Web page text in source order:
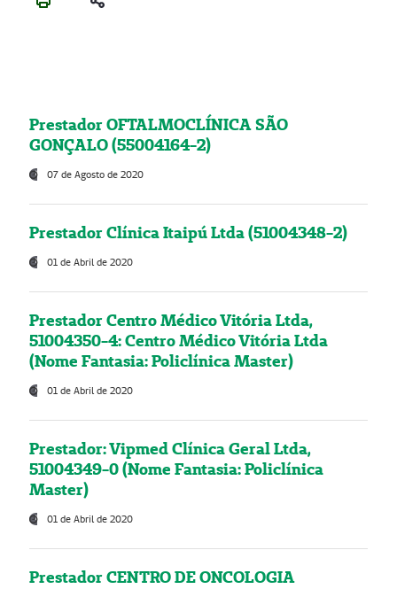
Prestador OFTALMOCLÍNICA SÃO
GONÇALO (55004164-2)
07 de Agosto de 2020
Prestador Clínica Itaipú Ltda (51004348-2)
01 de Abril de 2020
Prestador Centro Médico Vitória Ltda,
51004350-4: Centro Médico Vitória Ltda
(Nome Fantasia: Policlínica Master)
01 de Abril de 2020
Prestador: Vipmed Clínica Geral Ltda,
51004349-0 (Nome Fantasia: Policlínica
Master)
01 de Abril de 2020
Prestador CENTRO DE ONCOLOGIA